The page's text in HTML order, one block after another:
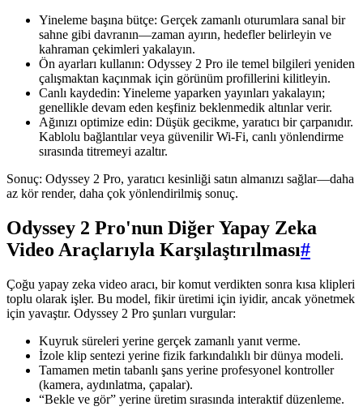
Yineleme başına bütçe: Gerçek zamanlı oturumlara sanal bir
sahne gibi davranın—zaman ayırın, hedefler belirleyin ve
kahraman çekimleri yakalayın.
Ön ayarları kullanın: Odyssey 2 Pro ile temel bilgileri yeniden
çalışmaktan kaçınmak için görünüm profillerini kilitleyin.
Canlı kaydedin: Yineleme yaparken yayınları yakalayın;
genellikle devam eden keşfiniz beklenmedik altınlar verir.
Ağınızı optimize edin: Düşük gecikme, yaratıcı bir çarpanıdır.
Kablolu bağlantılar veya güvenilir Wi-Fi, canlı yönlendirme
sırasında titremeyi azaltır.
Sonuç: Odyssey 2 Pro, yaratıcı kesinliği satın almanızı sağlar—daha
az kör render, daha çok yönlendirilmiş sonuç.
Odyssey 2 Pro'nun Diğer Yapay Zeka
Video Araçlarıyla Karşılaştırılması#
Çoğu yapay zeka video aracı, bir komut verdikten sonra kısa klipleri
toplu olarak işler. Bu model, fikir üretimi için iyidir, ancak yönetmek
için yavaştır. Odyssey 2 Pro şunları vurgular:
Kuyruk süreleri yerine gerçek zamanlı yanıt verme.
İzole klip sentezi yerine fizik farkındalıklı bir dünya modeli.
Tamamen metin tabanlı şans yerine profesyonel kontroller
(kamera, aydınlatma, çapalar).
“Bekle ve gör” yerine üretim sırasında interaktif düzenleme.